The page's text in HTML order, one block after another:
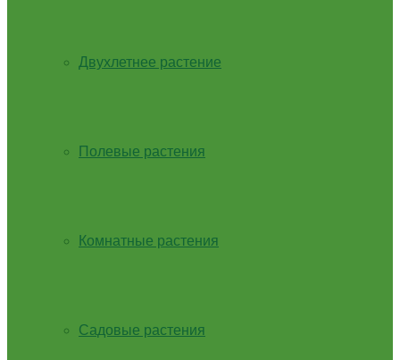
Двухлетнее растение
Полевые растения
Комнатные растения
Садовые растения